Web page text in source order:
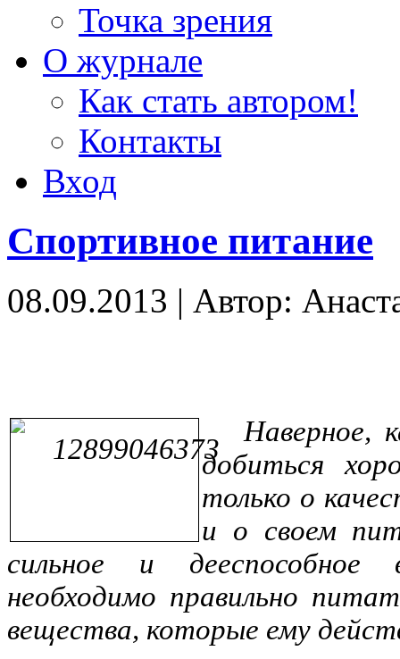
Точка зрения
О журнале
Как стать автором!
Контакты
Вход
Спортивное питание
08.09.2013 | Автор:
Наверное,
добиться
только о
и о своем
сильное и дееспособное
необходимо правильно
вещества, которые ему